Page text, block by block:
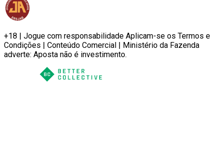
+18 | Jogue com responsabilidade Aplicam-se os Termos e
Condições | Conteúdo Comercial | Ministério da Fazenda
adverte: Aposta não é investimento.